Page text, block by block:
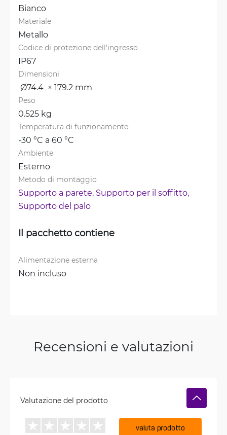
Bianco
Materiale
Metallo
Codice di protezione dell'ingresso
IP67
Dimensioni
Ø74.4  × 179.2 mm
Peso
0.525 kg
Temperatura di funzionamento
-30 °C a 60 °C
Ambiente
Esterno
Metodo di montaggio
Supporto a parete, Supporto per il soffitto,
Supporto del palo
Il pacchetto contiene
Alimentazione esterna
Non incluso
Recensioni e valutazioni
Valutazione del prodotto
valuta prodotto